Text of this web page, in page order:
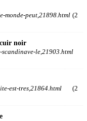
monde-peut,21898.html (2
cuir noir
le,21903.html
est-tres,21864.html (2